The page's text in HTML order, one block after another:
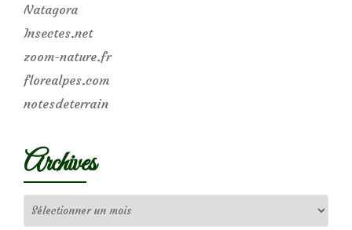
Natagora
Insectes.net
zoom-nature.fr
florealpes.com
notesdeterrain
Archives